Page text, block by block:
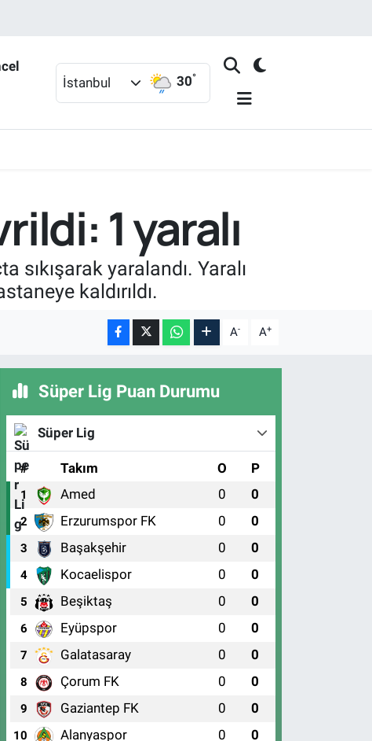
İstanbul 30°
1 yaralı
sıkışarak yaralandı. Yaralı
kaldırıldı.
A- A+
Süper Lig Puan Durumu
Süper Lig
# Takım O P
1 Amed 0 0
2 Erzurumspor FK 0 0
3 Başakşehir 0 0
4 Kocaelispor 0 0
5 Beşiktaş 0 0
6 Eyüpspor 0 0
7 Galatasaray 0 0
8 Çorum FK 0 0
9 Gaziantep FK 0 0
10 Alanyaspor 0 0